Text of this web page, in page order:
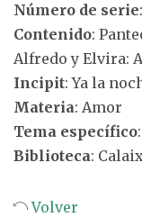
Número de serie
Contenido:
Alfredo y Elvira:
Incipit: Ya la
Materia: Amor
Tema específico
Biblioteca:
Volver